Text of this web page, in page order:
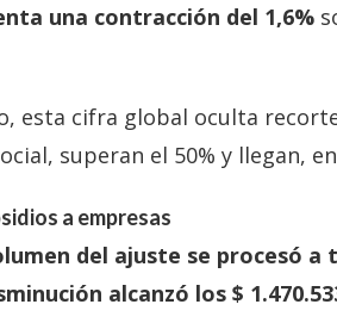
una contracción del 1,6%
esta cifra global oculta
superan el 50% y llegan,
a empresas
del ajuste se procesó
alcanzó los $